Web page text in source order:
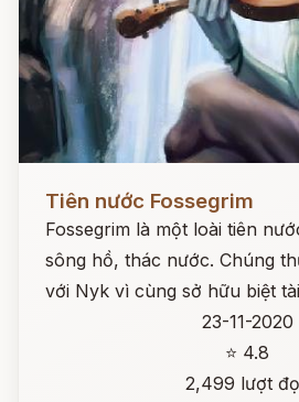
Tiên nước Fossegrim
Fossegrim là một loài tiên
sông hồ, thác nước. Chúng
với Nyk vì cùng sở hữu biệt
23-11-2020
⭐ 4.8
2,499 lượt